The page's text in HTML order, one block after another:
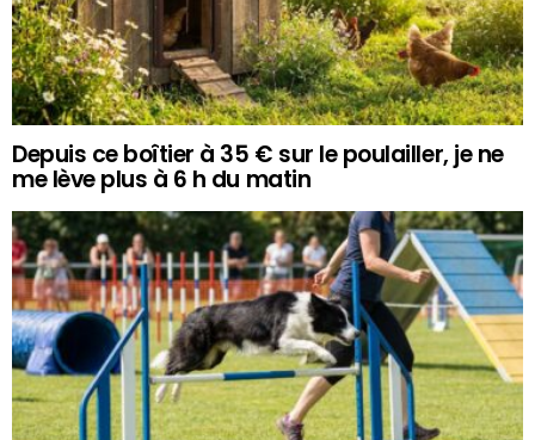
Depuis ce boîtier à 35 € sur le poulailler, je ne
me lève plus à 6 h du matin